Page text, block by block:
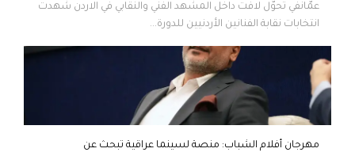
عمّانفي تحوّل لافت داخل المشهد الفني والنقابي في الاردن شهدت
انتخابات نقابة الفنانين الأردنيين للدورة...
مهرجان أفلام الشباب: منصة لسينما عراقية تبحث عن